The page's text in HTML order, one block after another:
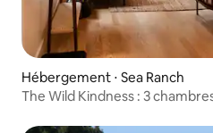
Hébergement ⋅ Sea Ranch
The Wild Kindness : 3